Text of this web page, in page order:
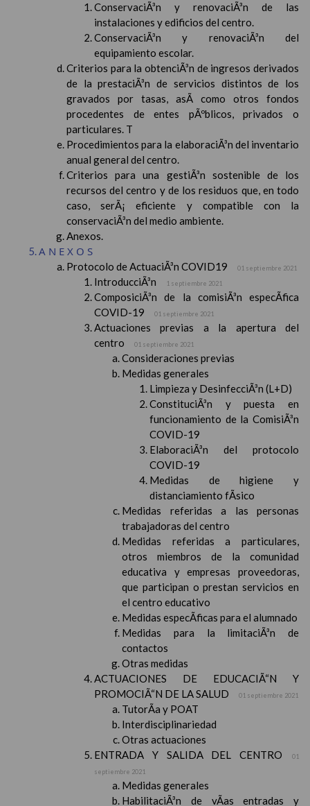
ConservaciÃ³n y renovaciÃ³n de las
instalaciones y edificios del centro.
ConservaciÃ³n y renovaciÃ³n del
equipamiento escolar.
Criterios para la obtenciÃ³n de ingresos derivados
de la prestaciÃ³n de servicios distintos de los
gravados por tasas, asÃ­ como otros fondos
procedentes de entes pÃºblicos, privados o
particulares. T
Procedimientos para la elaboraciÃ³n del inventario
anual general del centro.
Criterios para una gestiÃ³n sostenible de los
recursos del centro y de los residuos que, en todo
caso, serÃ¡ eficiente y compatible con la
conservaciÃ³n del medio ambiente.
Anexos.
ANEXOS
Protocolo de ActuaciÃ³n COVID19 01 septiembre 2021
IntroducciÃ³n 1 septiembre 2021
ComposiciÃ³n de la comisiÃ³n especÃ­fica
COVID-19
01 septiembre 2021
Actuaciones previas a la apertura del
centro
01 septiembre 2021
Consideraciones previas
Medidas generales
Limpieza y DesinfecciÃ³n (L+D)
ConstituciÃ³n y puesta en
funcionamiento de la ComisiÃ³n
COVID-19
ElaboraciÃ³n del protocolo
COVID-19
Medidas de higiene y
distanciamiento fÃ­sico
Medidas referidas a las personas
trabajadoras del centro
Medidas referidas a particulares,
otros miembros de la comunidad
educativa y empresas proveedoras,
que participan o prestan servicios en
el centro educativo
Medidas especÃ­ficas para el alumnado
Medidas para la limitaciÃ³n de
contactos
Otras medidas
ACTUACIONES DE EDUCACIÃ“N Y
PROMOCIÃ“N DE LA SALUD
01 septiembre 2021
TutorÃ­a y POAT
Interdisciplinariedad
Otras actuaciones
ENTRADA Y SALIDA DEL CENTRO
01
septiembre 2021
Medidas generales
HabilitaciÃ³n de vÃ­as entradas y